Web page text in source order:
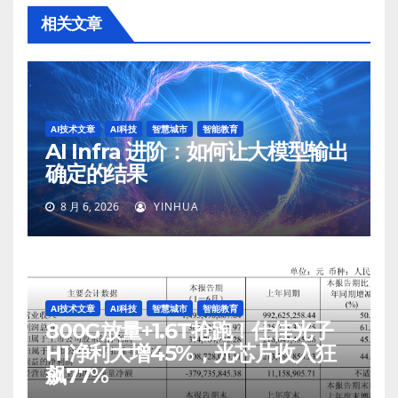
相关文章
AI技术文章 AI科技 智慧城市 智能教育
AI Infra 进阶：如何让大模型输出
确定的结果
8 月 6, 2026 YINHUA
AI技术文章 AI科技 智慧城市 智能教育
800G放量+1.6T抢跑！仕佳光子
H1净利大增45%，光芯片收入狂
飙77%